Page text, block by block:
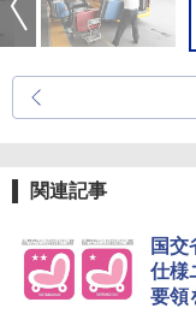
関連記事
国
仕様
要領